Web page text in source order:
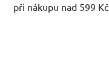
při nákupu nad 599 Kč